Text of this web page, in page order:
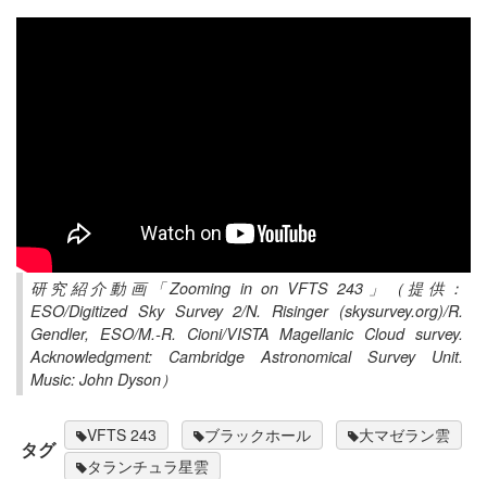
研究紹介動画「Zooming in on VFTS 243」（提供：
ESO/Digitized Sky Survey 2/N. Risinger (skysurvey.org)/R.
Gendler, ESO/M.-R. Cioni/VISTA Magellanic Cloud survey.
Acknowledgment: Cambridge Astronomical Survey Unit.
Music: John Dyson）
タグ
VFTS 243 ブラックホール
大マゼラン雲
タランチュラ星雲